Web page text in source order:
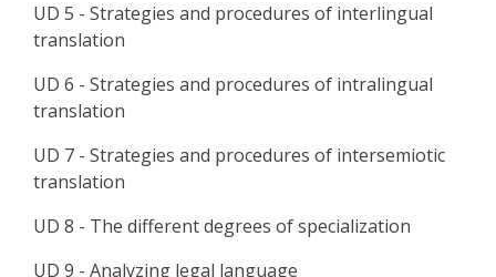
UD 5 - Strategies and procedures of interlingual
translation
UD 6 - Strategies and procedures of intralingual
translation
UD 7 - Strategies and procedures of intersemiotic
translation
UD 8 - The different degrees of specialization
UD 9 - Analyzing legal language